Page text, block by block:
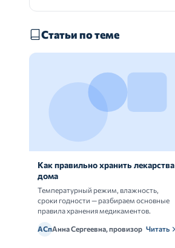
Статьи по теме
Как правильно хранить лекарства
дома
Температурный режим, влажность,
сроки годности — разбираем основные
правила хранения медикаментов.
АСпАнна Сергеевна, провизор Читать